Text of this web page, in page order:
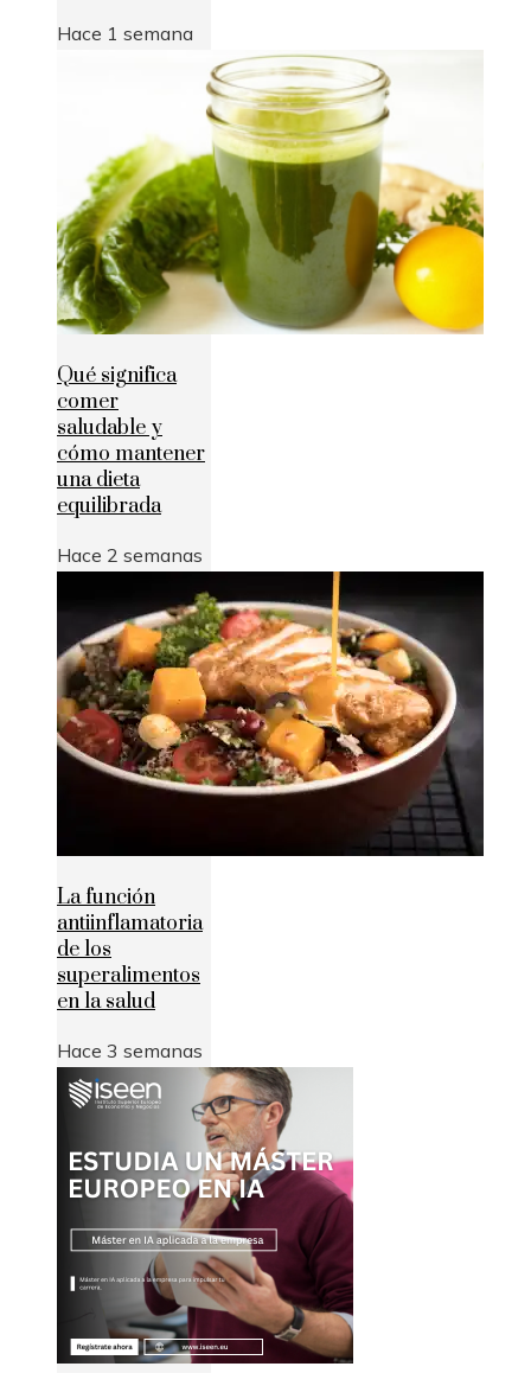
Hace 1 semana
Qué significa
comer
saludable y
cómo mantener
una dieta
equilibrada
Hace 2 semanas
La función
antiinflamatoria
de los
superalimentos
en la salud
Hace 3 semanas